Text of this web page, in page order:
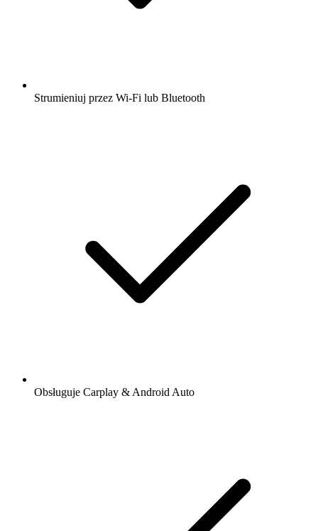
Strumieniuj przez Wi-Fi lub Bluetooth
Obsługuje Carplay & Android Auto